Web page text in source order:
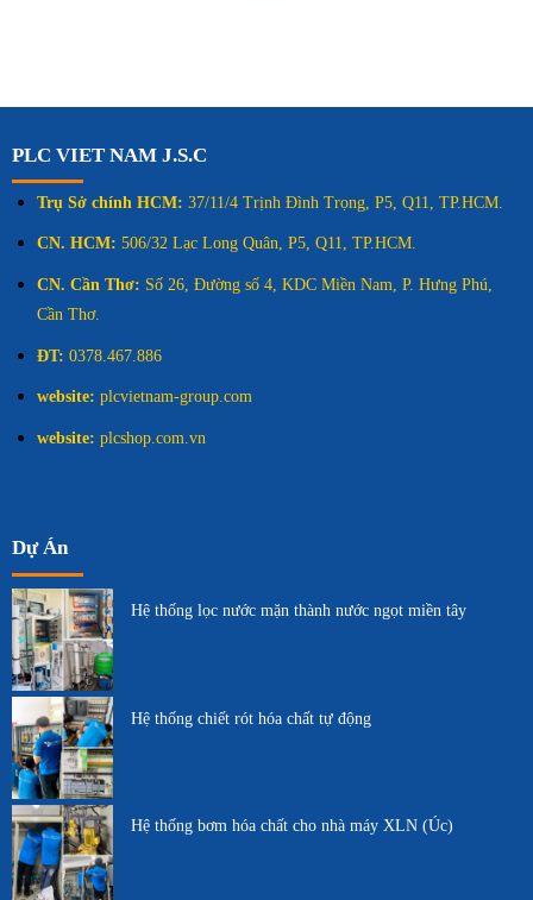
PLC VIET NAM J.S.C
Trụ Sở chính HCM: 37/11/4 Trịnh Đình Trọng, P5, Q11, TP.HCM.
CN. HCM: 506/32 Lạc Long Quân, P5, Q11, TP.HCM.
CN. Cần Thơ: Số 26, Đường số 4, KDC Miền Nam, P. Hưng Phú,
Cần Thơ.
ĐT: 0378.467.886
website: plcvietnam-group.com
website: plcshop.com.vn
Dự Án
Hệ thống lọc nước mặn thành nước ngọt miền tây
Hệ thống chiết rót hóa chất tự động
Hệ thống bơm hóa chất cho nhà máy XLN (Úc)